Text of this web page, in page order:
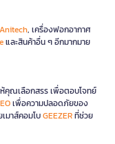
Anitech, เครื่องฟอกอากาศ
และสินค้าอื่น ๆ อีกมากมาย
คุณเลือกสรร เพื่อตอบโจทย์
เพื่อความปลอดภัยของ
มาส์คอมโบGEEZERที่ช่วย